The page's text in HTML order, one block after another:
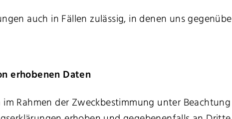
auch in Fällen zulässig, in denen uns
erhobenen Daten
Rahmen der Zweckbestimmung unter